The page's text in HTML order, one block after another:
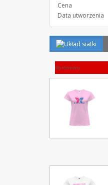
Cena
Data utworzenia
Wyróżniony